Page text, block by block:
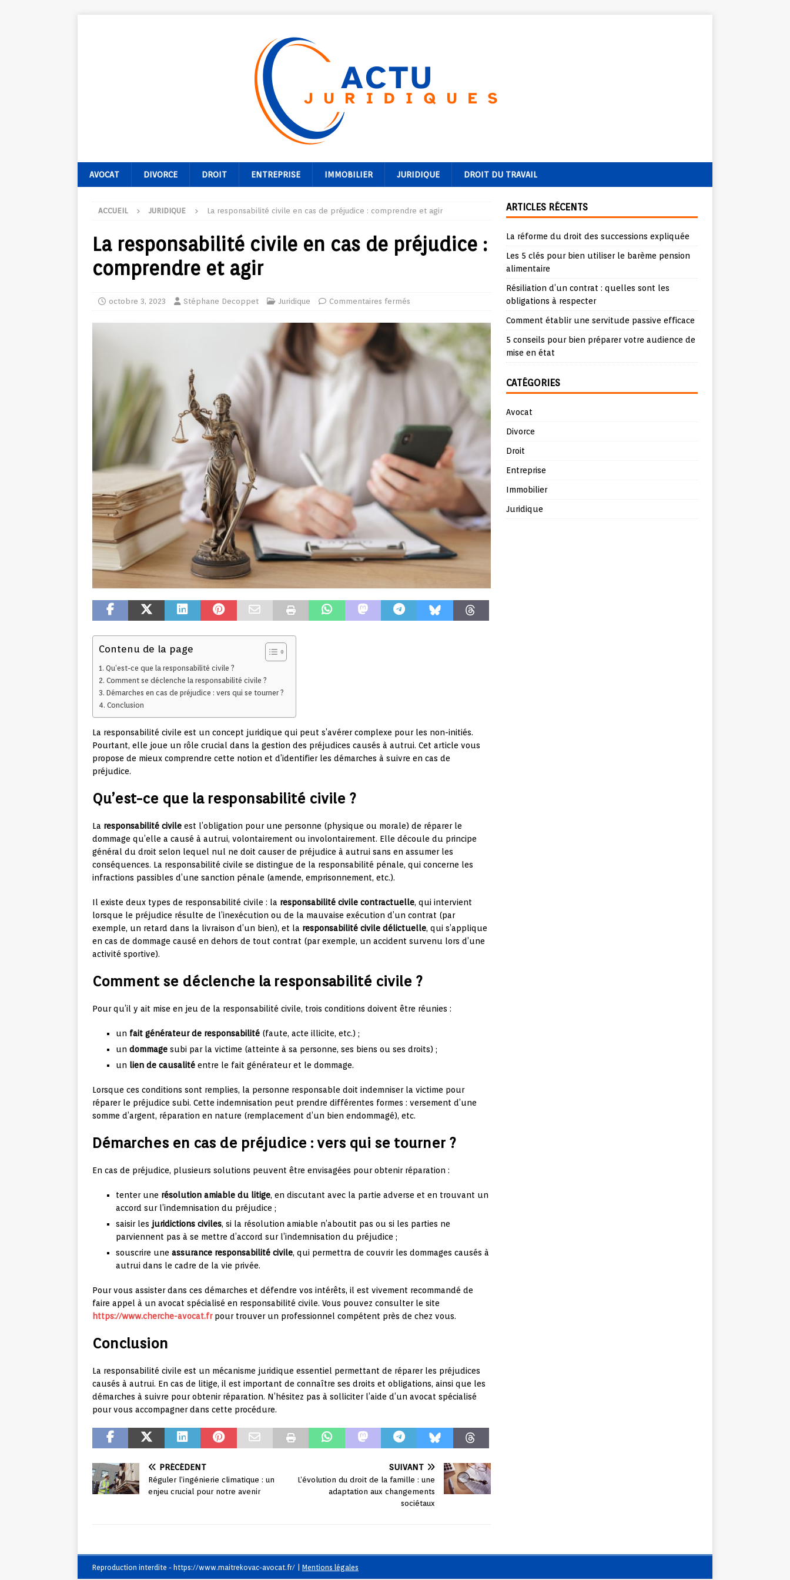
AVOCAT DIVORCE DROIT ENTREPRISE IMMOBILIER JURIDIQUE DROIT DU TRAVAIL
ACCUEIL JURIDIQUE La responsabilité civile en cas de préjudice : comprendre et agir
La responsabilité civile en cas de préjudice :
comprendre et agir
octobre 3, 2023 Stéphane Decoppet Juridique Commentaires fermés
Contenu de la page
Qu’est-ce que la responsabilité civile ?
Comment se déclenche la responsabilité civile ?
Démarches en cas de préjudice : vers qui se tourner ?
Conclusion
La responsabilité civile est un concept juridique qui peut s’avérer complexe pour les non-initiés.
Pourtant, elle joue un rôle crucial dans la gestion des préjudices causés à autrui. Cet article vous
propose de mieux comprendre cette notion et d’identifier les démarches à suivre en cas de
préjudice.
Qu’est-ce que la responsabilité civile ?
La responsabilité civile est l’obligation pour une personne (physique ou morale) de réparer le
dommage qu’elle a causé à autrui, volontairement ou involontairement. Elle découle du principe
général du droit selon lequel nul ne doit causer de préjudice à autrui sans en assumer les
conséquences. La responsabilité civile se distingue de la responsabilité pénale, qui concerne les
infractions passibles d’une sanction pénale (amende, emprisonnement, etc.).
Il existe deux types de responsabilité civile : la responsabilité civile contractuelle, qui intervient
lorsque le préjudice résulte de l’inexécution ou de la mauvaise exécution d’un contrat (par
exemple, un retard dans la livraison d’un bien), et la responsabilité civile délictuelle, qui s’applique
en cas de dommage causé en dehors de tout contrat (par exemple, un accident survenu lors d’une
activité sportive).
Comment se déclenche la responsabilité civile ?
Pour qu’il y ait mise en jeu de la responsabilité civile, trois conditions doivent être réunies :
un fait générateur de responsabilité (faute, acte illicite, etc.) ;
un dommage subi par la victime (atteinte à sa personne, ses biens ou ses droits) ;
un lien de causalité entre le fait générateur et le dommage.
Lorsque ces conditions sont remplies, la personne responsable doit indemniser la victime pour
réparer le préjudice subi. Cette indemnisation peut prendre différentes formes : versement d’une
somme d’argent, réparation en nature (remplacement d’un bien endommagé), etc.
Démarches en cas de préjudice : vers qui se tourner ?
En cas de préjudice, plusieurs solutions peuvent être envisagées pour obtenir réparation :
tenter une résolution amiable du litige, en discutant avec la partie adverse et en trouvant un
accord sur l’indemnisation du préjudice ;
saisir les juridictions civiles, si la résolution amiable n’aboutit pas ou si les parties ne
parviennent pas à se mettre d’accord sur l’indemnisation du préjudice ;
souscrire une assurance responsabilité civile, qui permettra de couvrir les dommages causés à
autrui dans le cadre de la vie privée.
Pour vous assister dans ces démarches et défendre vos intérêts, il est vivement recommandé de
faire appel à un avocat spécialisé en responsabilité civile. Vous pouvez consulter le site
https://www.cherche-avocat.frpour trouver un professionnel compétent près de chez vous.
Conclusion
La responsabilité civile est un mécanisme juridique essentiel permettant de réparer les préjudices
causés à autrui. En cas de litige, il est important de connaître ses droits et obligations, ainsi que les
démarches à suivre pour obtenir réparation. N’hésitez pas à solliciter l’aide d’un avocat spécialisé
pour vous accompagner dans cette procédure.
PRÉCÉDENT
Réguler l’ingénierie climatique : un
enjeu crucial pour notre avenir
SUIVANT
L’évolution du droit de la famille : une
adaptation aux changements
sociétaux
ARTICLES RÉCENTS
La réforme du droit des successions expliquée
Les 5 clés pour bien utiliser le barème pension
alimentaire
Résiliation d’un contrat : quelles sont les
obligations à respecter
Comment établir une servitude passive efficace
5 conseils pour bien préparer votre audience de
mise en état
CATÉGORIES
Avocat
Divorce
Droit
Entreprise
Immobilier
Juridique
Reproduction interdite - https://www.maitrekovac-avocat.fr/ Mentions légales